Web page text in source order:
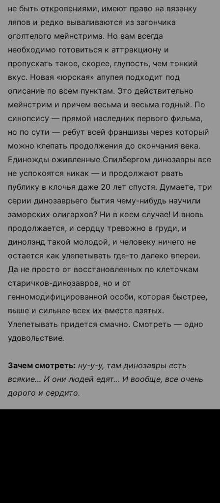
не быть откровениями, имеют право на вязанку
ляпов и редко вываливаются из загончика
оголтелого мейнстрима. Но вам всегда
необходимо готовиться к аттракциону и
пропускать такое, скорее, глупость, чем тонкий
вкус. Новая «юрская» апупея подходит под
описание по всем пунктам. Это действительно
мейнстрим и причем весьма и весьма годный. По
синопсису — прямой наследник первого фильма,
но по сути — ребут всей франшизы через который
можно клепать продолжения до скончания века.
Единожды оживленные Спилбергом динозавры все
не успокоятся никак — и продолжают рвать
публику в клочья даже 20 лет спустя. Думаете, три
серии динозаврьего бытия чему-нибудь научили
заморских олигархов? Ни в коем случае! И вновь
продолжается, и сердцу тревожно в груди, и
динолэнд такой молодой, и человеку ничего не
остается как улепетывать где-то далеко впереи.
Да не просто от восстановленных по клеточкам
старичков-динозавров, но и от
генномодифицированной особи, которая быстрее,
выше и сильнее всех их вместе взятых.
Улепетывать придется смачно. Смотреть — одно
удовольствие.
Зачем смотреть: ну-у-у, там динозавры есть
всякие… И они людей едят… И вообще, все очень
дорого и сердито.